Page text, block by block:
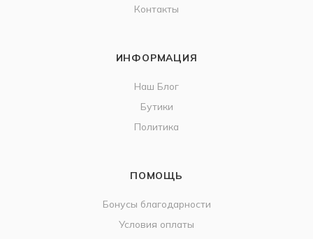
Контакты
ИНФОРМАЦИЯ
Наш Блог
Бутики
Политика
ПОМОЩЬ
Бонусы благодарности
Условия оплаты